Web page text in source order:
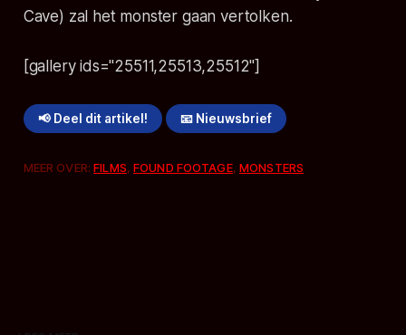
Cave) zal het monster gaan vertolken.
[gallery ids="25511,25513,25512"]
📢 Deel dit artikel! 📧 Nieuwsbrief
MEER OVER:FILMS,FOUND FOOTAGE,MONSTERS